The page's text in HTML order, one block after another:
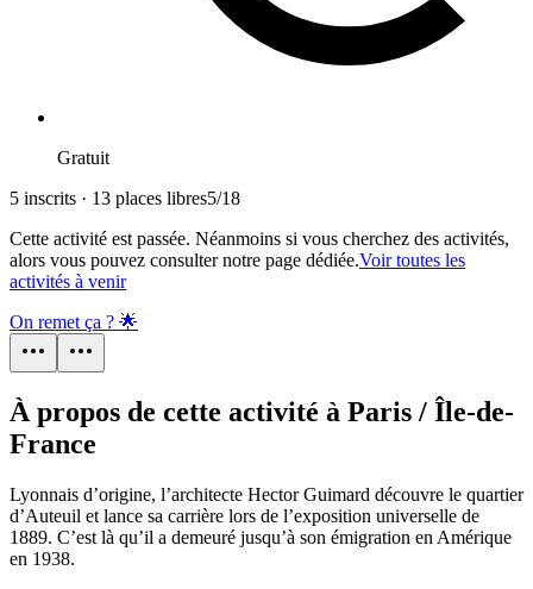
Gratuit
5 inscrits · 13 places libres5/18
Cette activité est passée. Néanmoins si vous cherchez des activités,
alors vous pouvez consulter notre page dédiée.Voir toutes les
activités à venir
On remet ça ? 🌟
À propos de cette activité à Paris / Île-de-
France
Lyonnais d’origine, l’architecte Hector Guimard découvre le quartier
d’Auteuil et lance sa carrière lors de l’exposition universelle de
1889. C’est là qu’il a demeuré jusqu’à son émigration en Amérique
en 1938.